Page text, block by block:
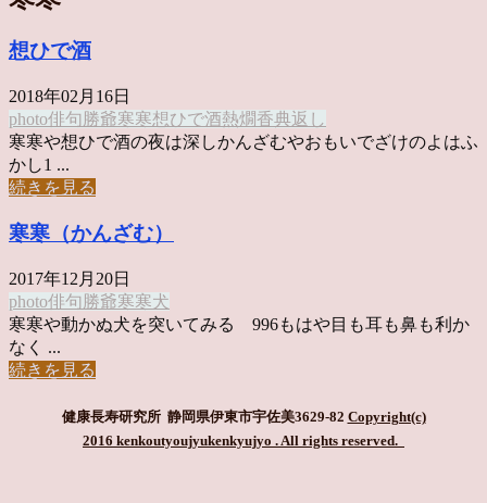
想ひで酒
2018年02月16日
photo俳句 勝爺寒寒想ひで酒熱燗香典返し
寒寒や想ひで酒の夜は深しかんざむやおもいでざけのよはふ
かし1 ...
続きを見る
寒寒（かんざむ）
2017年12月20日
photo俳句 勝爺寒寒犬
寒寒や動かぬ犬を突いてみる 996もはや目も耳も鼻も利か
なく ...
続きを見る
健康長寿研究所 静岡県伊東市宇佐美3629-82 Copyright(c)
2016 kenkoutyoujyukenkyujyo . All rights reserved.